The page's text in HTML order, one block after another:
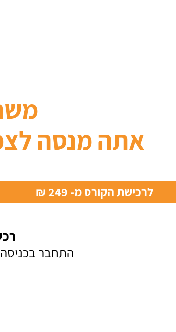
אתה מנסה
לרכישת הקורס מ- 249 ₪
התחבר